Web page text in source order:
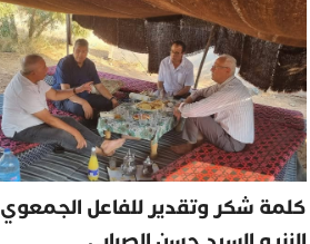
كلمة شكر وتقدير للفاعل الجمعوي